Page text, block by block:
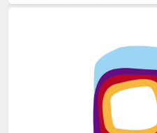
Crímenes del franquismo
(699)
(607)